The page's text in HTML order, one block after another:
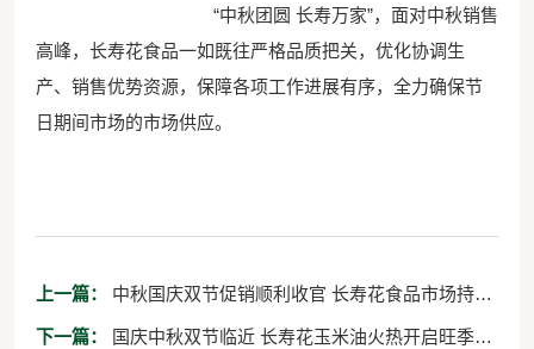
“中秋团圆 长寿万家”，面对中秋销售
高峰，长寿花食品一如既往严格品质把关，优化协调生
产、销售优势资源，保障各项工作进展有序，全力确保节
日期间市场的市场供应。
上一篇：
高位运行
下一篇：